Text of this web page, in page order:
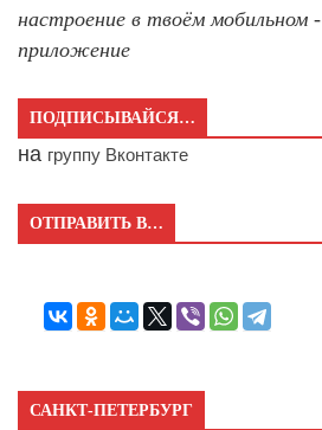
настроение в твоём мобильном
приложение
ПОДПИСЫВАЙСЯ…
на группу Вконтакте
ОТПРАВИТЬ В…
САНКТ-ПЕТЕРБУРГ